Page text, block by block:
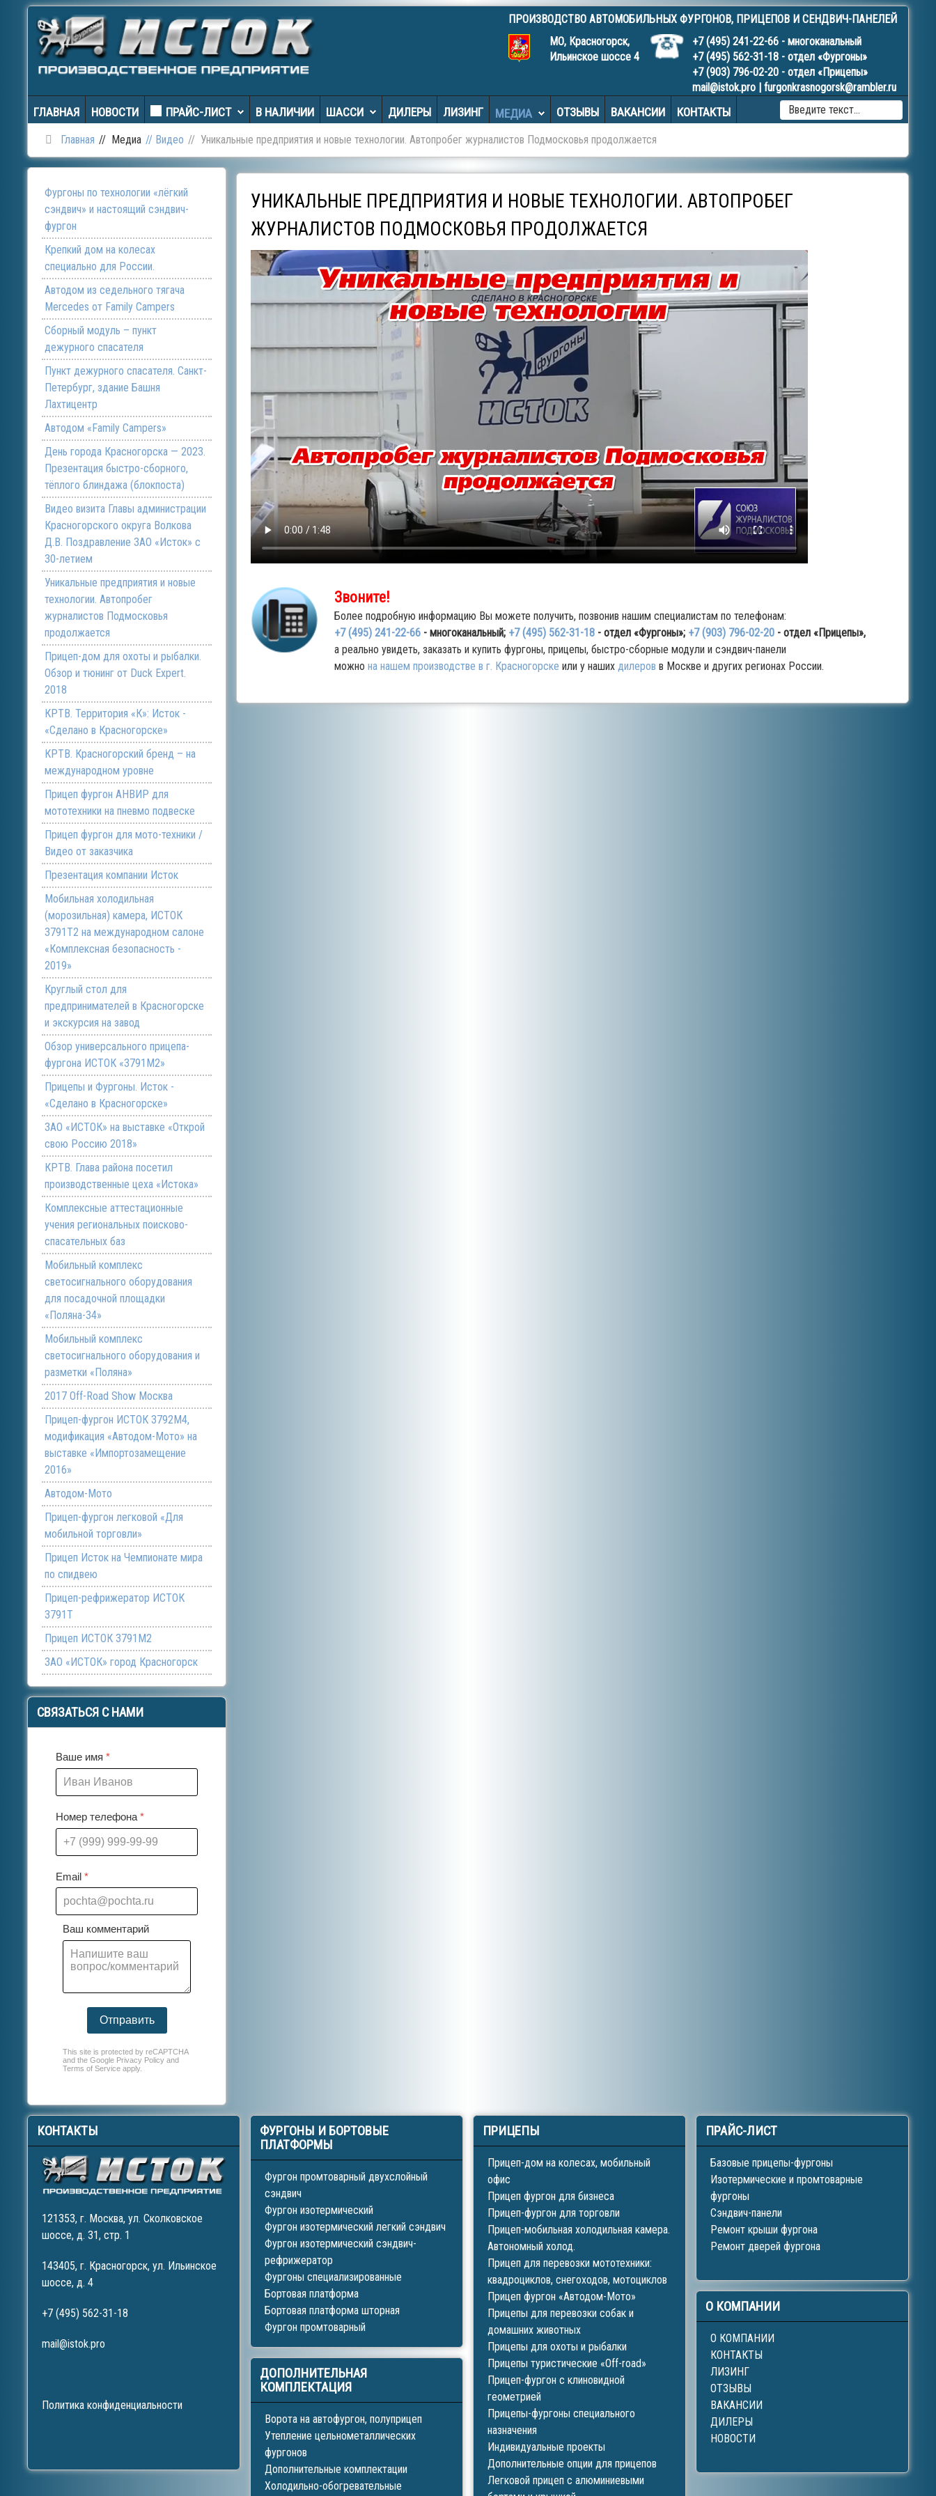
ПРОИЗВОДСТВО АВТОМОБИЛЬНЫХ ФУРГОНОВ, ПРИЦЕПОВ И СЕНДВИЧ-ПАНЕЛЕЙ
МО, Красногорск,
Ильинское шоссе 4
+7 (495) 241-22-66 - многоканальный
+7 (495) 562-31-18 - отдел «Фургоны»
+7 (903) 796-02-20 - отдел «Прицепы»
mail@istok.pro | furgonkrasnogorsk@rambler.ru
ГЛАВНАЯ НОВОСТИ ПРАЙС-ЛИСТ В НАЛИЧИИ ШАССИ ДИЛЕРЫ ЛИЗИНГ МЕДИА ОТЗЫВЫ ВАКАНСИИ КОНТАКТЫ
FOR
Главная Медиа Видео Уникальные предприятия и новые технологии. Автопробег журналистов Подмосковья продолжается
УНИКАЛЬНЫЕ ПРЕДПРИЯТИЯ И НОВЫЕ ТЕХНОЛОГИИ. АВТОПРОБЕГ
ЖУРНАЛИСТОВ ПОДМОСКОВЬЯ ПРОДОЛЖАЕТСЯ
Звоните!
Более подробную информацию Вы можете получить, позвонив нашим специалистам по телефонам:
+7 (495) 241-22-66 - многоканальный; +7 (495) 562-31-18 - отдел «Фургоны»; +7 (903) 796-02-20 - отдел «Прицепы»,
а реально увидеть, заказать и купить фургоны, прицепы, быстро-сборные модули и сэндвич-панели
можно на нашем производстве в г. Красногорске или у наших дилеров в Москве и других регионах России.
Фургоны по технологии «лёгкий
сэндвич» и настоящий сэндвич-
фургон
Крепкий дом на колесах
специально для России.
Автодом из седельного тягача
Mercedes от Family Campers
Сборный модуль – пункт
дежурного спасателя
Пункт дежурного спасателя. Санкт-
Петербург, здание Башня
Лахтицентр
Автодом «Family Campers»
День города Красногорска — 2023.
Презентация быстро-сборного,
тёплого блиндажа (блокпоста)
Видео визита Главы администрации
Красногорского округа Волкова
Д.В. Поздравление ЗАО «Исток» с
30-летием
Уникальные предприятия и новые
технологии. Автопробег
журналистов Подмосковья
продолжается
Прицеп-дом для охоты и рыбалки.
Обзор и тюнинг от Duck Expert.
2018
КРТВ. Территория «К»: Исток -
«Сделано в Красногорске»
КРТВ. Красногорский бренд – на
международном уровне
Прицеп фургон АНВИР для
мототехники на пневмо подвеске
Прицеп фургон для мото-техники /
Видео от заказчика
Презентация компании Исток
Мобильная холодильная
(морозильная) камера, ИСТОК
3791Т2 на международном салоне
«Комплексная безопасность -
2019»
Круглый стол для
предпринимателей в Красногорске
и экскурсия на завод
Обзор универсального прицепа-
фургона ИСТОК «3791М2»
Прицепы и Фургоны. Исток -
«Сделано в Красногорске»
ЗАО «ИСТОК» на выставке «Открой
свою Россию 2018»
КРТВ. Глава района посетил
производственные цеха «Истока»
Комплексные аттестационные
учения региональных поисково-
спасательных баз
Мобильный комплекс
светосигнального оборудования
для посадочной площадки
«Поляна-34»
Мобильный комплекс
светосигнального оборудования и
разметки «Поляна»
2017 Off-Road Show Москва
Прицеп-фургон ИСТОК 3792М4,
модификация «Автодом-Мото» на
выставке «Импортозамещение
2016»
Автодом-Мото
Прицеп-фургон легковой «Для
мобильной торговли»
Прицеп Исток на Чемпионате мира
по спидвею
Прицеп-рефрижератор ИСТОК
3791Т
Прицеп ИСТОК 3791М2
ЗАО «ИСТОК» город Красногорск
СВЯЗАТЬСЯ С НАМИ
Ваше имя *
Номер телефона *
Email *
Ваш комментарий
Отправить
This site is protected by reCAPTCHA
and the Google Privacy Policy and
Terms of Service apply.
КОНТАКТЫ
121353, г. Москва, ул. Сколковское
шоссе, д. 31, стр. 1
143405, г. Красногорск, ул. Ильинское
шоссе, д. 4
+7 (495) 562-31-18
mail@istok.pro
Политика конфиденциальности
ФУРГОНЫ И БОРТОВЫЕ
ПЛАТФОРМЫ
Фургон промтоварный двухслойный
сэндвич
Фургон изотермический
Фургон изотермический легкий сэндвич
Фургон изотермический сэндвич-
рефрижератор
Фургоны специализированные
Бортовая платформа
Бортовая платформа шторная
Фургон промтоварный
ДОПОЛНИТЕЛЬНАЯ
КОМПЛЕКТАЦИЯ
Ворота на автофургон, полуприцеп
Утепление цельнометаллических
фургонов
Дополнительные комплектации
Холодильно-обогревательные
ПРИЦЕПЫ
Прицеп-дом на колесах, мобильный
офис
Прицеп фургон для бизнеса
Прицеп-фургон для торговли
Прицеп-мобильная холодильная камера.
Автономный холод.
Прицеп для перевозки мототехники:
квадроциклов, снегоходов, мотоциклов
Прицеп фургон «Автодом-Мото»
Прицепы для перевозки собак и
домашних животных
Прицепы для охоты и рыбалки
Прицепы туристические «Off-road»
Прицеп-фургон с клиновидной
геометрией
Прицепы-фургоны специального
назначения
Индивидуальные проекты
Дополнительные опции для прицепов
Легковой прицеп с алюминиевыми
ПРАЙС-ЛИСТ
Базовые прицепы-фургоны
Изотермические и промтоварные
фургоны
Сэндвич-панели
Ремонт крыши фургона
Ремонт дверей фургона
О КОМПАНИИ
О КОМПАНИИ
КОНТАКТЫ
ЛИЗИНГ
ОТЗЫВЫ
ВАКАНСИИ
ДИЛЕРЫ
НОВОСТИ